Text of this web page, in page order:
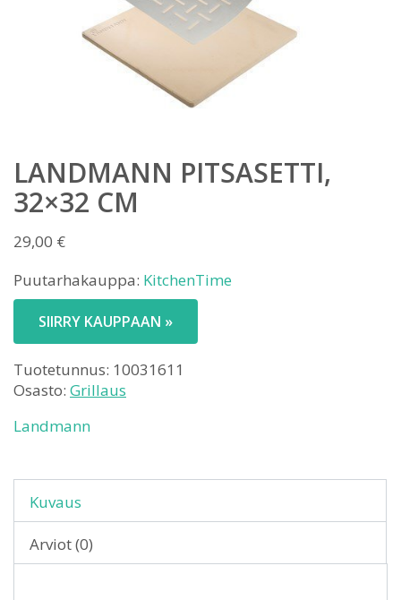
LANDMANN PITSASETTI,
32×32 CM
29,00 €
Puutarhakauppa: KitchenTime
SIIRRY KAUPPAAN »
Tuotetunnus: 10031611
Osasto: Grillaus
Landmann
Kuvaus
Arviot (0)